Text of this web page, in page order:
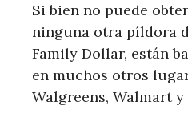
Si bien no puede
ninguna otra píldora
Family Dollar, están
en muchos otros
Walgreens, Walmart y